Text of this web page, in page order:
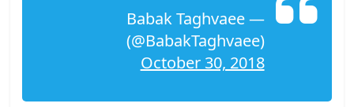
— Babak Taghvaee
(@BabakTaghvaee)
October 30, 2018